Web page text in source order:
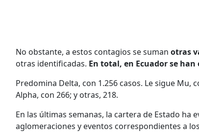
No obstante, a estos contagios se suman otras
otras identificadas. En total, en Ecuador se
Predomina Delta, con 1.256 casos. Le sigue Mu,
Alpha, con 266; y otras, 218.
En las últimas semanas, la cartera de Estado
aglomeraciones y eventos correspondientes a